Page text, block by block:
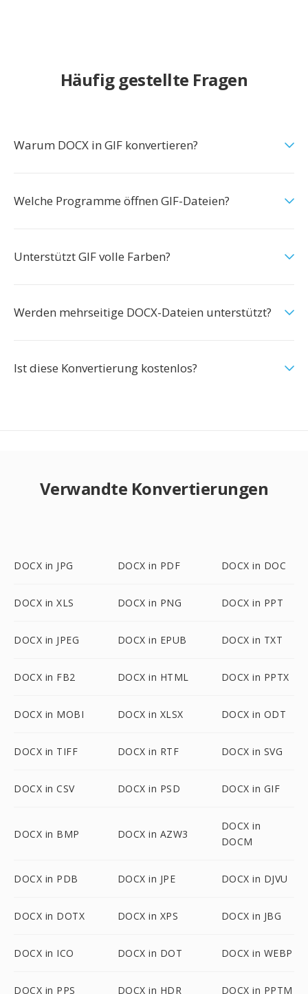
Häufig gestellte Fragen
Warum DOCX in GIF konvertieren?
Welche Programme öffnen GIF-Dateien?
Unterstützt GIF volle Farben?
Werden mehrseitige DOCX-Dateien unterstützt?
Ist diese Konvertierung kostenlos?
Verwandte Konvertierungen
DOCX in JPG DOCX in PDF DOCX in DOC
DOCX in XLS DOCX in PNG DOCX in PPT
DOCX in JPEG DOCX in EPUB DOCX in TXT
DOCX in FB2 DOCX in HTML DOCX in PPTX
DOCX in MOBI DOCX in XLSX DOCX in ODT
DOCX in TIFF DOCX in RTF DOCX in SVG
DOCX in CSV DOCX in PSD DOCX in GIF
DOCX in BMP DOCX in AZW3
DOCX in
DOCM
DOCX in PDB DOCX in JPE DOCX in DJVU
DOCX in DOTX DOCX in XPS DOCX in JBG
DOCX in ICO DOCX in DOT DOCX in WEBP
DOCX in PPS DOCX in HDR DOCX in PPTM